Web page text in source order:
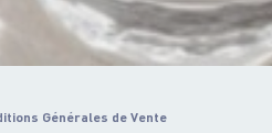
Générales de Vente